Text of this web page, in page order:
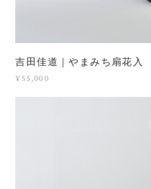
吉田佳道｜やまみち扇花入
¥55,000